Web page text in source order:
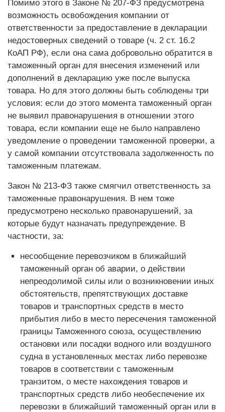
Помимо этого в Законе № 207-ФЗ предусмотрена
возможность освобождения компании от
ответственности за предоставление в декларации
недостоверных сведений о товаре (ч. 2 ст. 16.2
КоАП РФ), если она сама добровольно обратится в
таможенный орган для внесения изменений или
дополнений в декларацию уже после выпуска
товара. Но для этого должны быть соблюдены три
условия: если до этого момента таможенный орган
не выявил правонарушения в отношении этого
товара, если компании еще не было направлено
уведомление о проведении таможенной проверки, а
у самой компании отсутствовала задолженность по
таможенным платежам.
Закон № 213-ФЗ также смягчил ответственность за
таможенные правонарушения. В нем тоже
предусмотрено несколько правонарушений, за
которые будут назначать предупреждение. В
частности, за:
несообщение перевозчиком в ближайший
таможенный орган об аварии, о действии
непреодолимой силы или о возникновении иных
обстоятельств, препятствующих доставке
товаров и транспортных средств в место
прибытия либо в место пересечения таможенной
границы Таможенного союза, осуществлению
остановки или посадки водного или воздушного
судна в установленных местах либо перевозке
товаров в соответствии с таможенным
транзитом, о месте нахождения товаров и
транспортных средств либо необеспечение их
перевозки в ближайший таможенный орган или в